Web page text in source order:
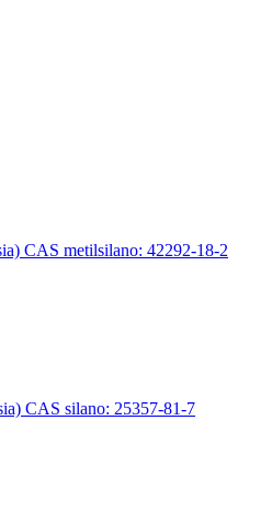
CAS metilsilano: 42292-18-2
CAS silano: 25357-81-7